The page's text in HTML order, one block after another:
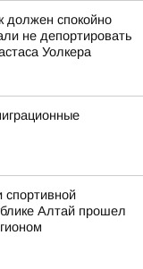
спокойно
не депортировать
Уолкера
спортивной
Алтай прошел